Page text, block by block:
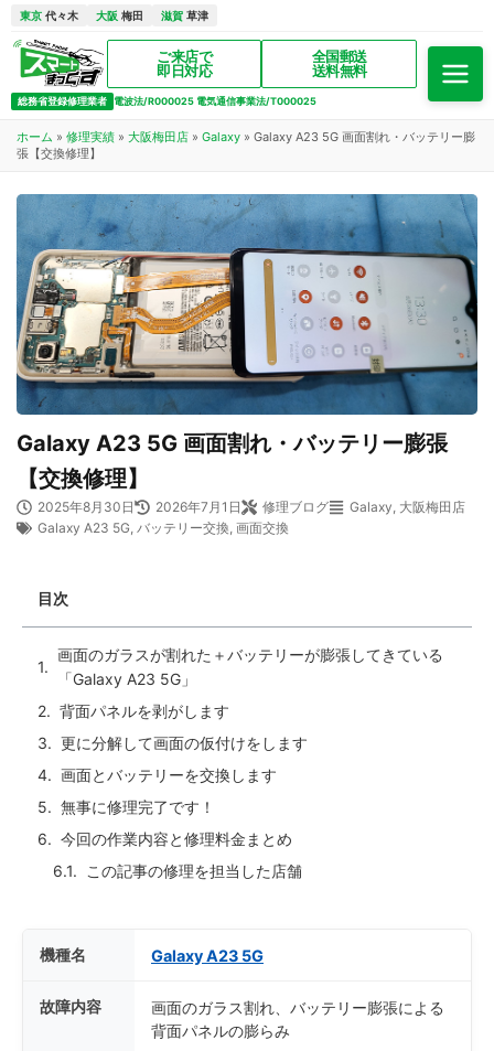
東京 代々木 大阪 梅田 滋賀 草津
ご来店で
即日対応
全国郵送
送料無料
総務省登録修理業者 電波法/R000025 電気通信事業法/T000025
ホーム » 修理実績 » 大阪梅田店 » Galaxy » Galaxy A23 5G 画面割れ・バッテリー膨
張【交換修理】
Galaxy A23 5G 画面割れ・バッテリー膨張
【交換修理】
2025年8月30日 2026年7月1日 修理ブログ Galaxy, 大阪梅田店
Galaxy A23 5G, バッテリー交換, 画面交換
目次
画面のガラスが割れた＋バッテリーが膨張してきている
「Galaxy A23 5G」
背面パネルを剥がします
更に分解して画面の仮付けをします
画面とバッテリーを交換します
無事に修理完了です！
今回の作業内容と修理料金まとめ
この記事の修理を担当した店舗
機種名 Galaxy A23 5G
故障内容
画面のガラス割れ、バッテリー膨張による
背面パネルの膨らみ